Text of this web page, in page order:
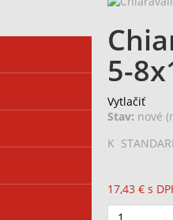
5-
Vytlačiť
Stav: nové
K
17,43 €s